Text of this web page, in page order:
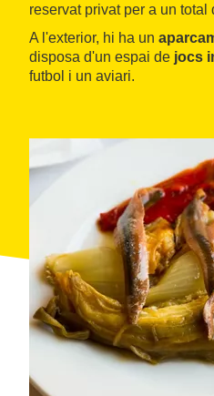
reservat privat per a un total
A l'exterior, hi ha un
disposa d'un espai de jocs
futbol i un aviari.